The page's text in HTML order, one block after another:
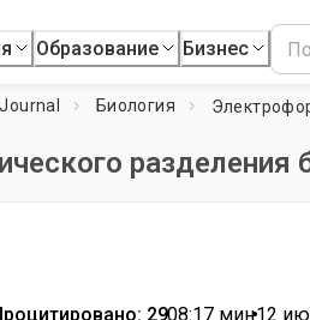
Образование Бизнес
Биология
разделения
29•08:17 мин•12